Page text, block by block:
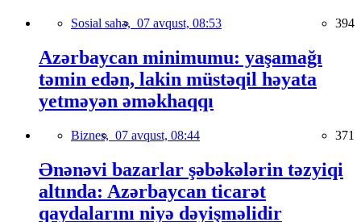
Sosial sahə, 07 avqust, 08:53 394
Azərbaycan minimumu: yaşamağı
təmin edən, lakin müstəqil həyata
yetməyən əməkhaqqı
Biznes, 07 avqust, 08:44 371
Ənənəvi bazarlar şəbəkələrin təzyiqi
altında: Azərbaycan ticarət
qaydalarını niyə dəyişməlidir